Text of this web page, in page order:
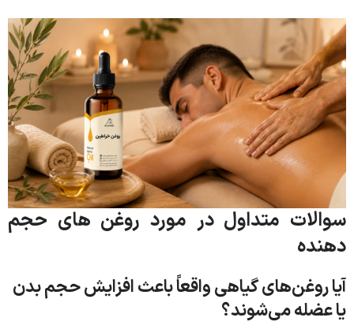
سوالات متداول در مورد روغن های حجم
دهنده
آیا روغن‌های گیاهی واقعاً باعث افزایش حجم بدن
یا عضله می‌شوند؟